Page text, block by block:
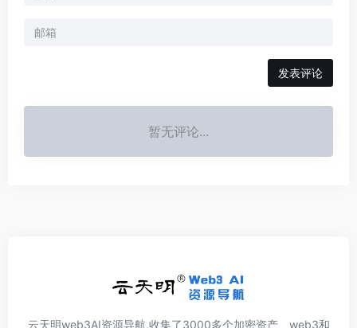
发表评论
暂无评论...
云天明web3AI资源导航,收集了3000多个加密资产、web3和